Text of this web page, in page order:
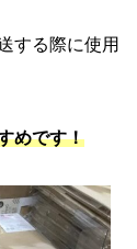
する際に使用
めです！